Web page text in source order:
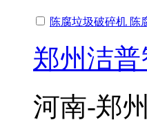
陈腐垃圾破碎机 陈
郑州洁
河南-郑